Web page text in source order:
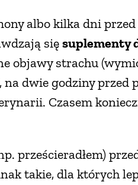
albo kilka dni przed
sięsuplementy
objawy strachu
na dwie godziny przed
Czasem
prześcieradłem)
takie, dla których